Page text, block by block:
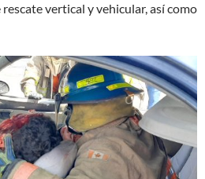
vertical y vehicular, así como